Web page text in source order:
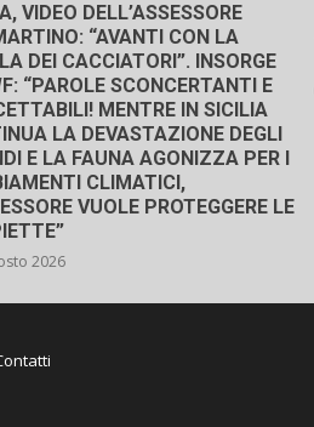
VIDEO DELL’ASSESSORE
“AVANTI CON LA
DEI CACCIATORI”. INSORGE
“PAROLE SCONCERTANTI E
MENTRE IN SICILIA
LA DEVASTAZIONE DEGLI
E LA FAUNA AGONIZZA PER I
CLIMATICI,
VUOLE PROTEGGERE LE
2026